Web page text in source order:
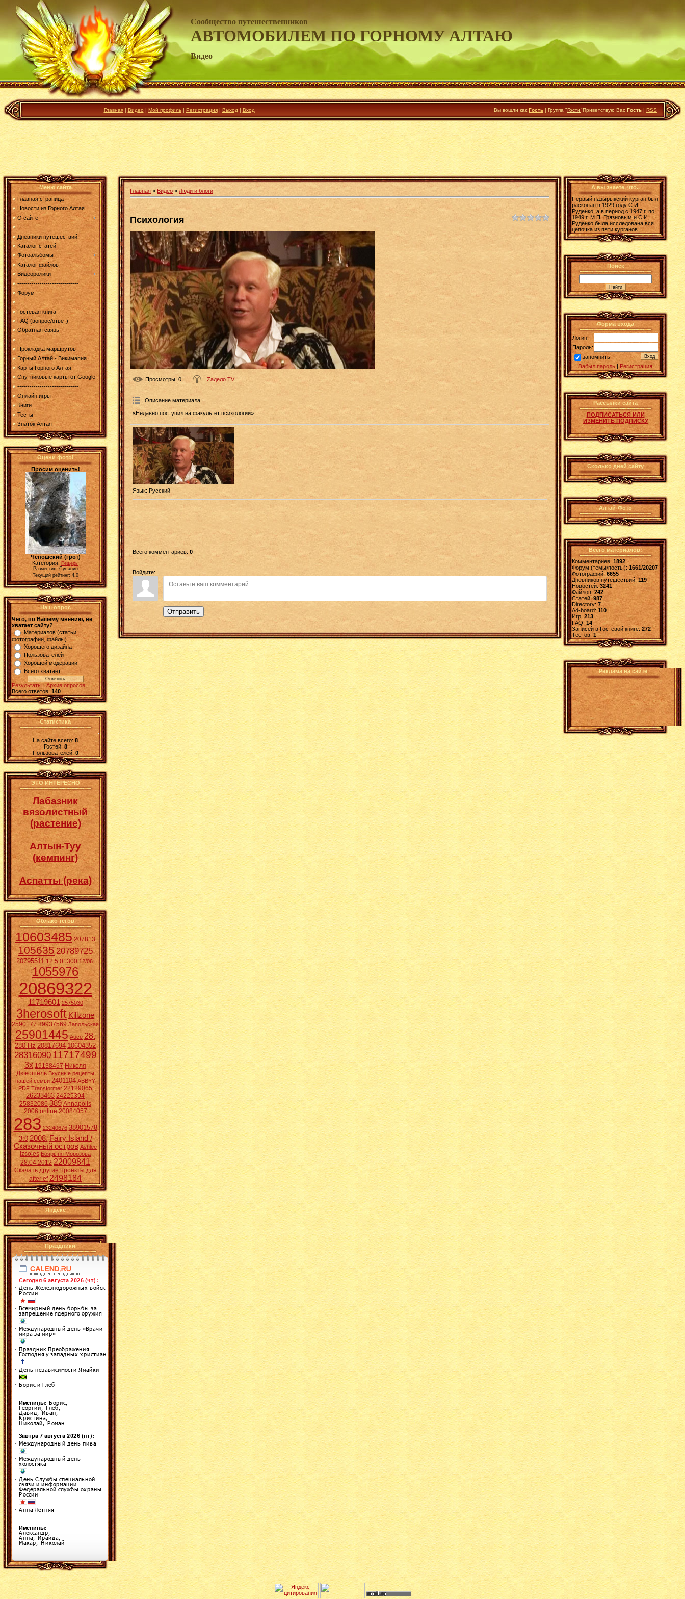
Сообщество путешественников
АВТОМОБИЛЕМ ПО ГОРНОМУ АЛТАЮ
Видео
Главная| Видео| Мой профиль| Регистрация| Выход | Вход Вы вошли как Гость | Группа "Гости"Приветствую Вас Гость | RSS
Меню сайта
Главная страница
Новости из Горного Алтая
О сайте
------------------------------
Дневники путешествий
Каталог статей
Фотоальбомы
Каталог файлов
Видеоролики
------------------------------
Форум
------------------------------
Гостевая книга
FAQ (вопрос/ответ)
Обратная связь
------------------------------
Прокладка маршрутов
Горный Алтай - Викимапия
Карты Горного Алтая
Спутниковые карты от Google
------------------------------
Онлайн игры
Книги
Тесты
Знаток Алтая
Оцени фото!
Просим оценить!
Чепошский (грот)
Категория: Пещеры
Разместил: Сусанин
Текущий рейтинг: 4.0
Наш опрос
Чего, по Вашему мнению, не
хватает сайту?
Материалов (статьи,
фотографии, файлы)
Хорошего дизайна
Пользователей
Хорошей модерации
Всего хватает
Результаты|Архив опросов
Всего ответов: 140
Статистика
На сайте всего:8
Гостей:8
Пользователей: 0
ЭТО ИНТЕРЕСНО
Лабазник
вязолистный
(растение)
Алтын-Туу
(кемпинг)
Аспатты (река)
Облако тегов
10603485 207813
10563520789725
20795511 12.5.01300 12/06.
1055976
20869322
11719601 2575030
3herosoft Killzone
2590177 39937569 Запольская
25901445 Aucē 28.
280 Hz 20817694 10604352
2831609011717499
3x 19138497 Николя
Дювошель Вкусные рецепты
нашей семьи 2401104 ABBYY
PDF Transformer 22129065
26233463 24225394
25832086 389 Annapolis
2006 online 20084057
283 23240676 38901578
3:0 2008. Fairy Island /
Сказочный остров Ashlee
izsoles Боярыня Морозова
28.04.2012 22009841
Скачать другие проекты для
after ef 2498184
Яндекс
Праздники
Главная » Видео» Люди и блоги
Психология
Просмотры: 0 Zадело TV
Описание материала:
«Недавно поступил на факультет психологии».
Язык: Русский
Всего комментариев: 0
Войдите:
Отправить
А вы знаете, что..
Первый пазырыкский курган был
раскопан в 1929 году С.И.
Руденко, а в период с 1947 г. по
1949 г. М.П. Грязновым и С.И.
Руденко была исследована вся
цепочка из пяти курганов
Поиск
Форма входа
Логин:
Пароль:
запомнить
Забыл пароль | Регистрация
Рассылки сайта
ПОДПИСАТЬСЯ ИЛИ
ИЗМЕНИТЬ ПОДПИСКУ
Сколько дней сайту
Алтай-Фото
Всего материалов:
Комментариев: 1892
Форум (темы/посты):1661/20207
Фотографий:6655
Дневников путешествий:119
Новостей:3241
Файлов: 242
Статей:987
Directory: 7
Ad-board:110
Игр: 213
FAQ:14
Записей в Гостевой книге:272
Tестов: 1
Реклама на сайте